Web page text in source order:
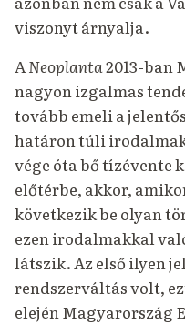
viszonyt árnyalja.
ANeoplanta2013-ban
nagyon izgalmas
tovább emeli a
határon túli
vége óta bő tízévente
előtérbe, akkor,
következik be olyan
ezen irodalmakkal
látszik. Az első ilyen
rendszerváltás volt,
elején Magyarország